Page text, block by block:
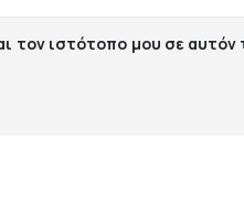
τον ιστότοπο μου σε